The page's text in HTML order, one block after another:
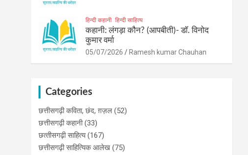
हिन्दी कहानी हिन्दी साहित्य
कहानी: लंगड़ा कौन? (आपबीती)​- डॉ. विनोद
कुमार वर्मा
05/07/2026 Ramesh kumar Chauhan
Categories
छत्तीसगढ़ी कविता, छंद, ग़ज़ल (52)
छत्तीसगढ़ी कहानी(33)
छत्‍तीसगढ़ी साहित्‍य(167)
छत्तीसगढ़ी साहित्यिक आलेख (75)